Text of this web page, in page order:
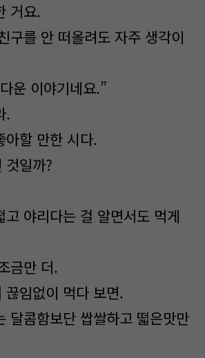
거요.
구를 안 떠올려도 자주 생각이
운 이야기네요.”
.
아할 만한 시다.
것일까?
고 야리다는 걸 알면서도 먹게
금만 더.
끊임없이 먹다 보면.
달콤함보단 쌉쌀하고 떫은맛만